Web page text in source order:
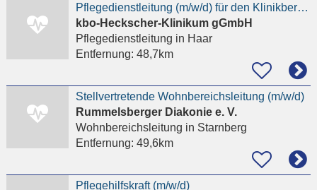
Pflegedienstleitung (m/w/d) für den Klinikbereich Nord-Ost
kbo-Heckscher-Klinikum gGmbH
Pflegedienstleitung in Haar
Entfernung: 48,7km
Stellvertretende Wohnbereichsleitung (m/w/d)
Rummelsberger Diakonie e. V.
Wohnbereichsleitung in Starnberg
Entfernung: 49,6km
Pflegehilfskraft (m/w/d)